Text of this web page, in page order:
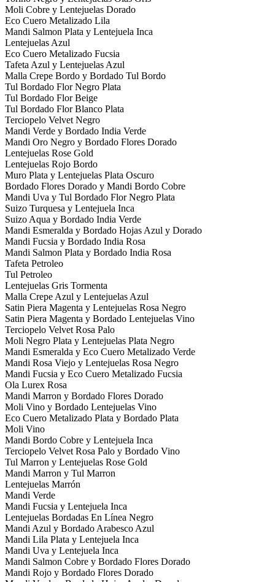
Moli Cobre y Lentejuelas Dorado
Eco Cuero Metalizado Lila
Mandi Salmon Plata y Lentejuela Inca
Lentejuelas Azul
Eco Cuero Metalizado Fucsia
Tafeta Azul y Lentejuelas Azul
Malla Crepe Bordo y Bordado Tul Bordo
Tul Bordado Flor Negro Plata
Tul Bordado Flor Beige
Tul Bordado Flor Blanco Plata
Terciopelo Velvet Negro
Mandi Verde y Bordado India Verde
Mandi Oro Negro y Bordado Flores Dorado
Lentejuelas Rose Gold
Lentejuelas Rojo Bordo
Muro Plata y Lentejuelas Plata Oscuro
Bordado Flores Dorado y Mandi Bordo Cobre
Mandi Uva y Tul Bordado Flor Negro Plata
Suizo Turquesa y Lentejuela Inca
Suizo Aqua y Bordado India Verde
Mandi Esmeralda y Bordado Hojas Azul y Dorado
Mandi Fucsia y Bordado India Rosa
Mandi Salmon Plata y Bordado India Rosa
Tafeta Petroleo
Tul Petroleo
Lentejuelas Gris Tormenta
Malla Crepe Azul y Lentejuelas Azul
Satin Piera Magenta y Lentejuelas Rosa Negro
Satin Piera Magenta y Bordado Lentejuelas Vino
Terciopelo Velvet Rosa Palo
Moli Negro Plata y Lentejuelas Plata Negro
Mandi Esmeralda y Eco Cuero Metalizado Verde
Mandi Rosa Viejo y Lentejuelas Rosa Negro
Mandi Fucsia y Eco Cuero Metalizado Fucsia
Ola Lurex Rosa
Mandi Marron y Bordado Flores Dorado
Moli Vino y Bordado Lentejuelas Vino
Eco Cuero Metalizado Plata y Bordado Plata
Moli Vino
Mandi Bordo Cobre y Lentejuela Inca
Terciopelo Velvet Rosa Palo y Bordado Vino
Tul Marron y Lentejuelas Rose Gold
Mandi Marron y Tul Marron
Lentejuelas Marrón
Mandi Verde
Mandi Fucsia y Lentejuela Inca
Lentejuelas Bordadas En Línea Negro
Mandi Azul y Bordado Arabesco Azul
Mandi Lila Plata y Lentejuela Inca
Mandi Uva y Lentejuela Inca
Mandi Salmon Cobre y Bordado Flores Dorado
Mandi Rojo y Bordado Flores Dorado